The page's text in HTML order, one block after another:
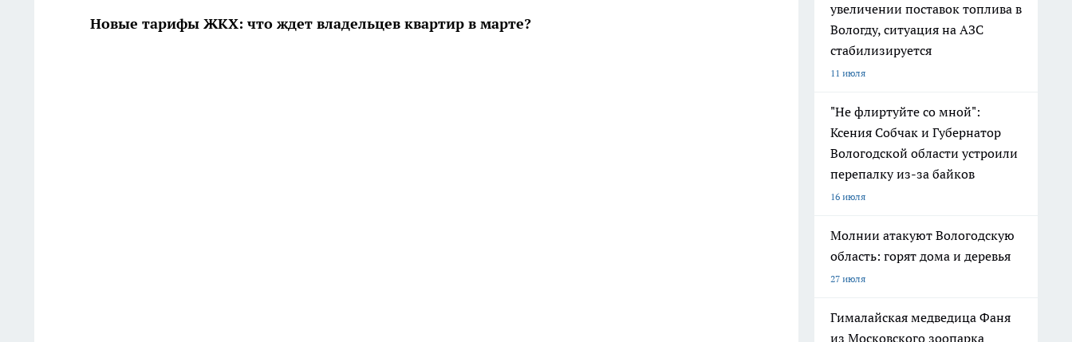
Новые тарифы ЖКХ: что ждет владельцев квартир в марте?
увеличении поставок топлива в
Вологду, ситуация на АЗС
стабилизируется
11 июля
"Не флиртуйте со мной":
Ксения Собчак и Губернатор
Вологодской области устроили
перепалку из-за байков
16 июля
Молнии атакуют Вологодскую
область: горят дома и деревья
27 июля
Гималайская медведица Фаня
из Московского зоопарка